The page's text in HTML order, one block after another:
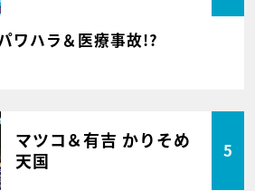
ワハラ＆医療事故!?
マツコ＆有吉 かりそめ
天国
5